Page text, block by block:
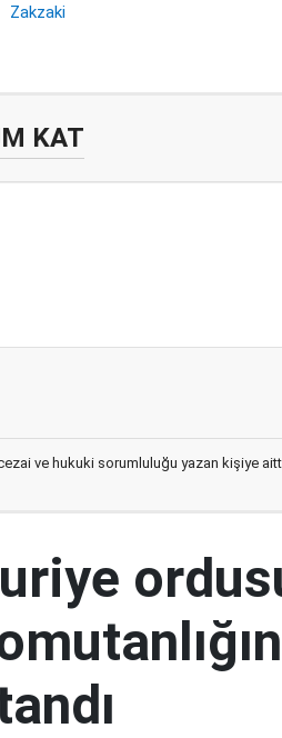
Zakzaki
KAT
ve hukuki sorumluluğu yazan kişiye